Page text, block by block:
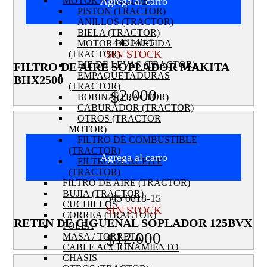
PISTON (TRACTOR)
ANILLOS (TRACTOR)
BIELA (TRACTOR)
MOTOR DE PARTIDA
(TRACTOR)
EJE DE LEVAS (TRACTOR)
EMPAQUETADURAS
(TRACTOR)
BOBINA (TRACTOR)
CABURADOR (TRACTOR)
OTROS (TRACTOR
MOTOR)
FILTRO DE COMBUSTIBLE
(TRACTOR)
FILTRO DE ACEITE
(TRACTOR)
FILTRO DE AIRE (TRACTOR)
BUJIA (TRACTOR)
CUCHILLOS
CORREA (TRACTOR)
POLEA
MASA / TORRETA
CABLE ACCIONAMIENTO
CHASIS
443140-5
SIN STOCK
FILTRO DE AIRE SOPLADOR MAKITA
BHX2500
$2.000
Agrega al carro
545 0818-15
SIN STOCK
RETEN DE CIGUEÑAL SOPLADOR 125BVX
$12.000